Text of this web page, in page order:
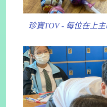
珍寶TOV - 每位在上